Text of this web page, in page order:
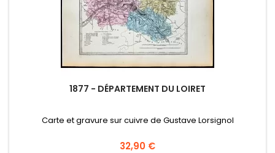
1877 - DÉPARTEMENT DU LOIRET
Carte et gravure sur cuivre de Gustave Lorsignol
Prix
32,90 €